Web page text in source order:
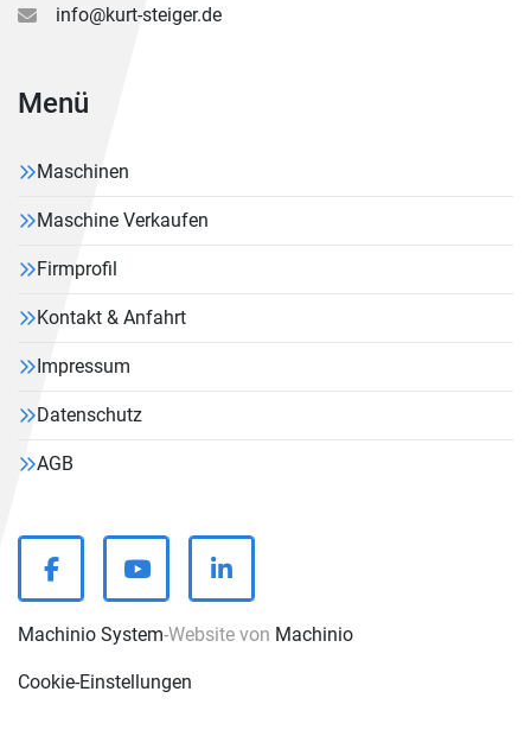
info@kurt-steiger.de
Menü
Maschinen
Maschine Verkaufen
Firmprofil
Kontakt & Anfahrt
Impressum
Datenschutz
AGB
facebookyoutubelinkedin
Machinio System-Website von Machinio
Cookie-Einstellungen